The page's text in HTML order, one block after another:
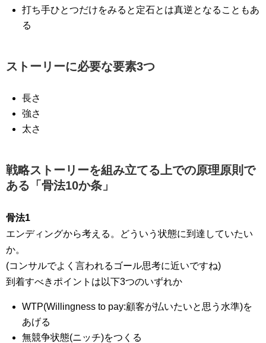
打ち手ひとつだけをみると定石とは真逆となることもあ
る
ストーリーに必要な要素3つ
長さ
強さ
太さ
戦略ストーリーを組み立てる上での原理原則で
ある「骨法10か条」
骨法1
エンディングから考える。どういう状態に到達していたい
か。
(コンサルでよく言われるゴール思考に近いですね)
到着すべきポイントは以下3つのいずれか
WTP(Willingness to pay:顧客が払いたいと思う水準)を
あげる
無競争状態(ニッチ)をつくる